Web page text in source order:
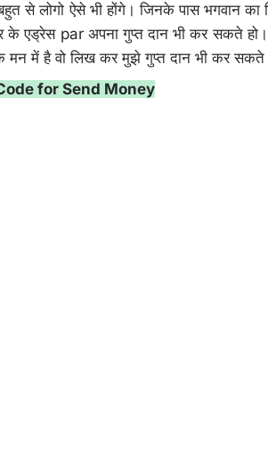
से लोगो ऐसे भी होंगे। जिनके पास भगवान का
के एड्रेस par अपना गुप्त दान भी कर सकते
मन में है वो लिख कर मुझे गुप्त दान भी
for Send Money